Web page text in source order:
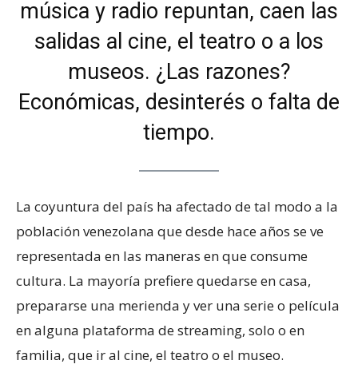
música y radio repuntan, caen las
salidas al cine, el teatro o a los
museos. ¿Las razones?
Económicas, desinterés o falta de
tiempo.
La coyuntura del país ha afectado de tal modo a la
población venezolana que desde hace años se ve
representada en las maneras en que consume
cultura. La mayoría prefiere quedarse en casa,
prepararse una merienda y ver una serie o película
en alguna plataforma de streaming, solo o en
familia, que ir al cine, el teatro o el museo.